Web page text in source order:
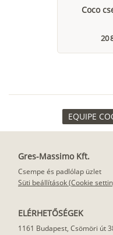
Coco
20
EQUIPE
Gres-Massimo Kft.
Csempe és padlólap üzlet
Süti beállítások (Cookie
ELÉRHETŐSÉGEK
1161 Budapest, Csömöri út